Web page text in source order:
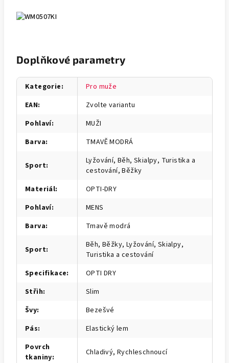
Doplňkové parametry
Kategorie:
Pro muže
EAN:
Zvolte variantu
Pohlaví:
MUŽI
Barva: TMAVĚ MODRÁ
Sport:
Lyžování, Běh, Skialpy, Turistika a
cestování, Běžky
Materiál:
OPTI-DRY
Pohlaví:
MENS
Barva: Tmavě modrá
Sport:
Běh, Běžky, Lyžování, Skialpy,
Turistika a cestování
Specifikace:
OPTI DRY
Střih:
Slim
Švy:
Bezešvé
Pás:
Elastický lem
Povrch
tkaniny: Chladivý, Rychleschnoucí